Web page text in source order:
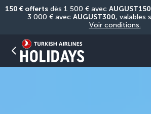
150 € offerts dès 1 500 € avec AUGUST150
3 000 € avec AUGUST300
Voir conditions.